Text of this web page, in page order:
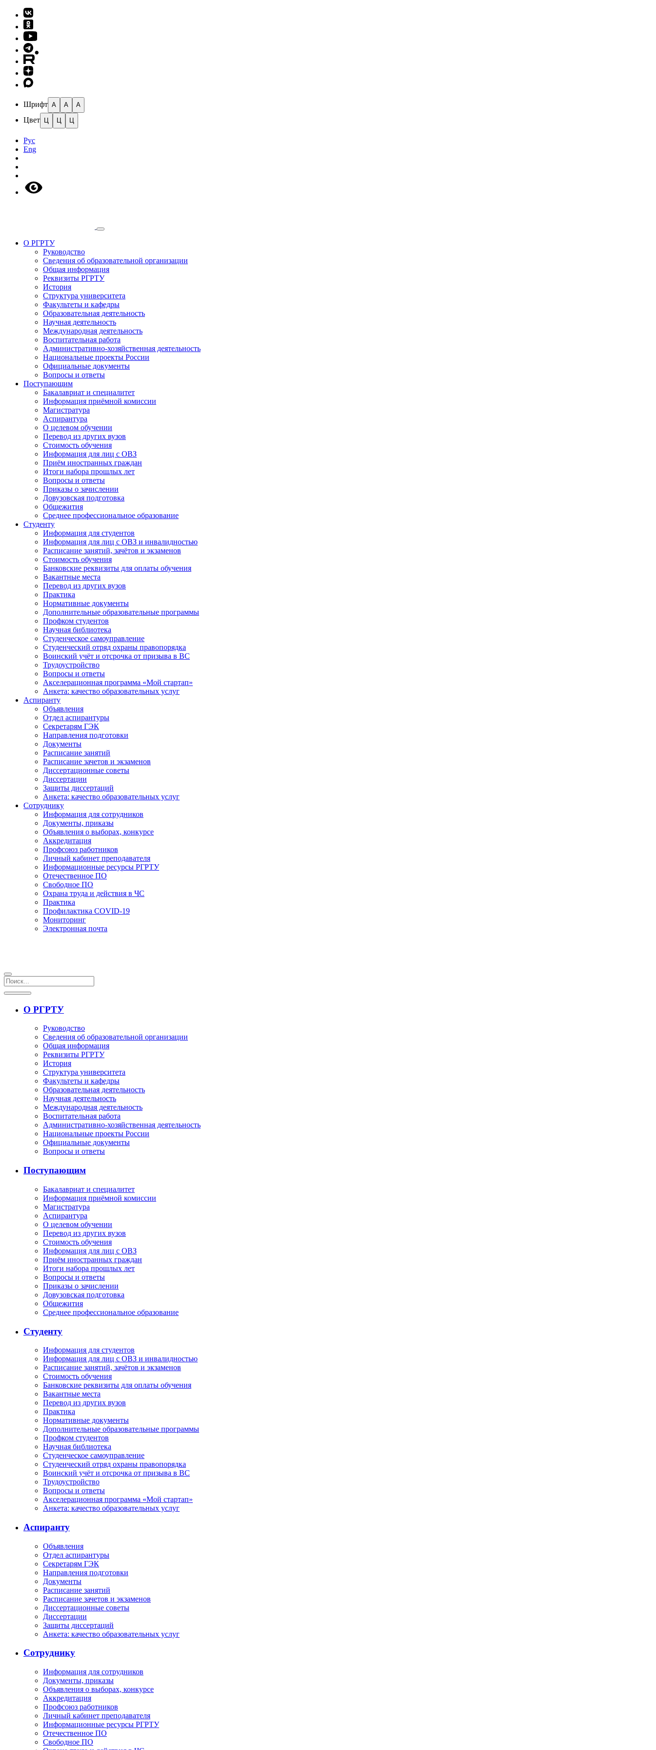
Шрифт A A A
Цвет Ц Ц Ц
Рус
Eng
О РГРТУ
Руководство
Сведения об образовательной организации
Общая информация
Реквизиты РГРТУ
История
Структура университета
Факультеты и кафедры
Образовательная деятельность
Научная деятельность
Международная деятельность
Воспитательная работа
Административно-хозяйственная деятельность
Национальные проекты России
Официальные документы
Вопросы и ответы
Поступающим
Бакалавриат и специалитет
Информация приёмной комиссии
Магистратура
Аспирантура
О целевом обучении
Перевод из других вузов
Стоимость обучения
Информация для лиц с ОВЗ
Приём иностранных граждан
Итоги набора прошлых лет
Вопросы и ответы
Приказы о зачислении
Довузовская подготовка
Общежития
Среднее профессиональное образование
Студенту
Информация для студентов
Информация для лиц с ОВЗ и инвалидностью
Расписание занятий, зачётов и экзаменов
Стоимость обучения
Банковские реквизиты для оплаты обучения
Вакантные места
Перевод из других вузов
Практика
Нормативные документы
Дополнительные образовательные программы
Профком студентов
Научная библиотека
Студенческое самоуправление
Студенческий отряд охраны правопорядка
Воинский учёт и отсрочка от призыва в ВС
Трудоустройство
Вопросы и ответы
Акселерационная программа «Мой стартап»
Анкета: качество образовательных услуг
Аспиранту
Объявления
Отдел аспирантуры
Секретарям ГЭК
Направления подготовки
Документы
Расписание занятий
Расписание зачетов и экзаменов
Диссертационные советы
Диссертации
Защиты диссертаций
Анкета: качество образовательных услуг
Сотруднику
Информация для сотрудников
Документы, приказы
Объявления о выборах, конкурсе
Аккредитация
Профсоюз работников
Личный кабинет преподавателя
Информационные ресурсы РГРТУ
Отечественное ПО
Свободное ПО
Охрана труда и действия в ЧС
Практика
Профилактика COVID-19
Мониторинг
Электронная почта
О РГРТУ
Руководство
Сведения об образовательной организации
Общая информация
Реквизиты РГРТУ
История
Структура университета
Факультеты и кафедры
Образовательная деятельность
Научная деятельность
Международная деятельность
Воспитательная работа
Административно-хозяйственная деятельность
Национальные проекты России
Официальные документы
Вопросы и ответы
Поступающим
Бакалавриат и специалитет
Информация приёмной комиссии
Магистратура
Аспирантура
О целевом обучении
Перевод из других вузов
Стоимость обучения
Информация для лиц с ОВЗ
Приём иностранных граждан
Итоги набора прошлых лет
Вопросы и ответы
Приказы о зачислении
Довузовская подготовка
Общежития
Среднее профессиональное образование
Студенту
Информация для студентов
Информация для лиц с ОВЗ и инвалидностью
Расписание занятий, зачётов и экзаменов
Стоимость обучения
Банковские реквизиты для оплаты обучения
Вакантные места
Перевод из других вузов
Практика
Нормативные документы
Дополнительные образовательные программы
Профком студентов
Научная библиотека
Студенческое самоуправление
Студенческий отряд охраны правопорядка
Воинский учёт и отсрочка от призыва в ВС
Трудоустройство
Вопросы и ответы
Акселерационная программа «Мой стартап»
Анкета: качество образовательных услуг
Аспиранту
Объявления
Отдел аспирантуры
Секретарям ГЭК
Направления подготовки
Документы
Расписание занятий
Расписание зачетов и экзаменов
Диссертационные советы
Диссертации
Защиты диссертаций
Анкета: качество образовательных услуг
Сотруднику
Информация для сотрудников
Документы, приказы
Объявления о выборах, конкурсе
Аккредитация
Профсоюз работников
Личный кабинет преподавателя
Информационные ресурсы РГРТУ
Отечественное ПО
Свободное ПО